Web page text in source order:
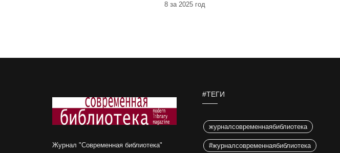
8 за 2025 год
Журнал "Современная библиотека"
#ТЕГИ
журналсовременнаябиблиотека
#журналсовременнаябиблиотека